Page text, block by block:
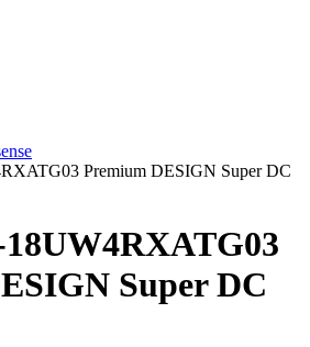
Premium DESIGN Super DC
18UW4RXATG03
Super DC